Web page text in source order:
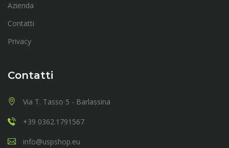
Azienda
Contatti
Privacy
Contatti
Via T. Tasso 5 - Barlassina
+39 0362.1791567
info@uspshop.eu